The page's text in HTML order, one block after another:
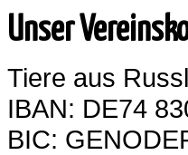
Unser
Tiere aus
IBAN: DE74
BIC: